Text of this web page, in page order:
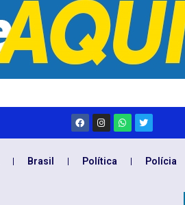
Brasil Política Polícia